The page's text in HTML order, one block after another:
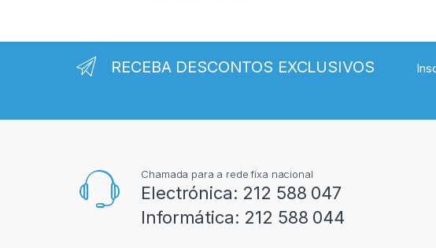
RECEBA DESCONTOS EXCLUSIVOS
Chamada para a rede fixa nacional
Electrónica: 212 588 047
Informática: 212 588 044